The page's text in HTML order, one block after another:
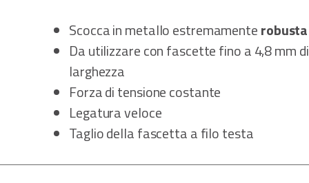
Scocca in metallo estremamenterobusta
Da utilizzare con fascette fino a 4,8 mm di
larghezza
Forza di tensione costante
Legatura veloce
Taglio della fascetta a filo testa